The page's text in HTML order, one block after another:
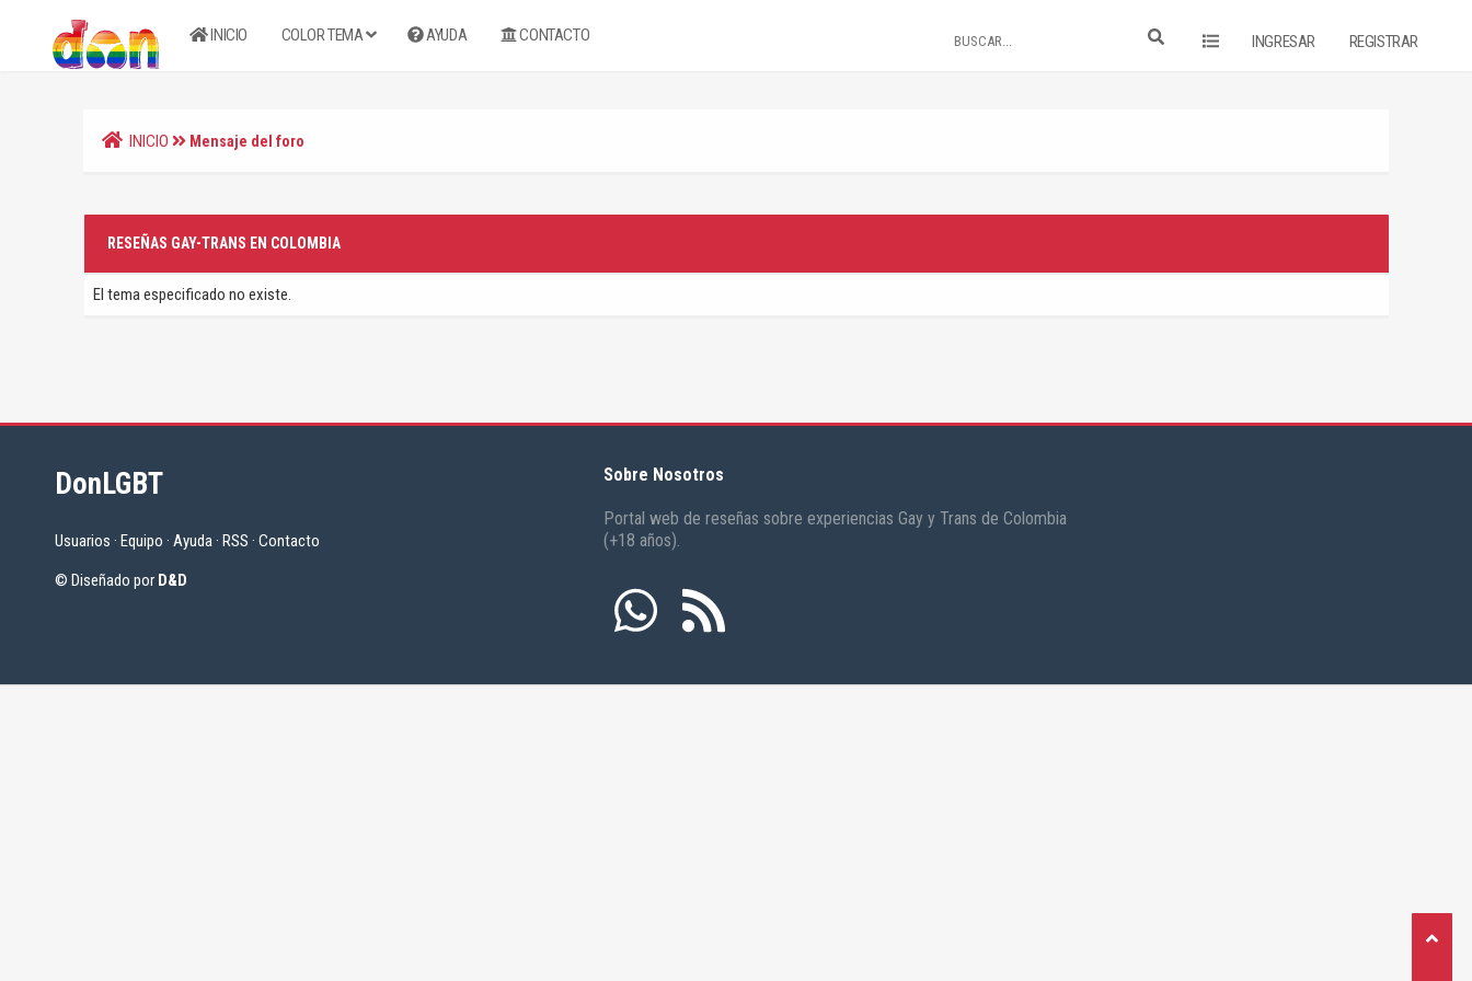
INGRESAR REGISTRAR
INICIO COLOR TEMA AYUDA CONTACTO
INICIO Mensaje del foro
RESEÑAS GAY-TRANS EN COLOMBIA
El tema especificado no existe.
DonLGBT
Usuarios · Equipo · Ayuda· RSS · Contacto
© Diseñado por D&D
Sobre Nosotros
Portal web de reseñas sobre experiencias Gay y Trans de Colombia
(+18 años).